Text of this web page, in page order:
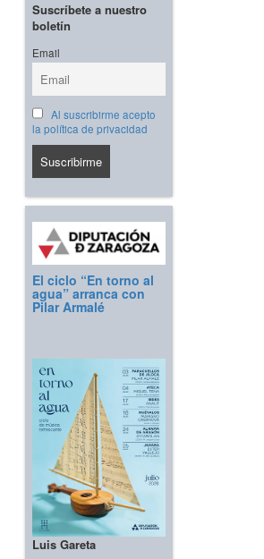
Suscríbete a nuestro
boletín
Email
Al suscribirme acepto
la política de privacidad
El ciclo “En torno al
agua” arranca con
Pilar Armalé
Luis Gareta